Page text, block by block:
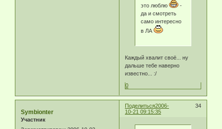
это люблю
-
да и смотреть
само интересно
в ЛА
Каждый хвалит своё... ну
дальше тебе наверно
известно... :/
0
Поделиться 34
2006-
10-21 09:15:35
Symbionter
Участник